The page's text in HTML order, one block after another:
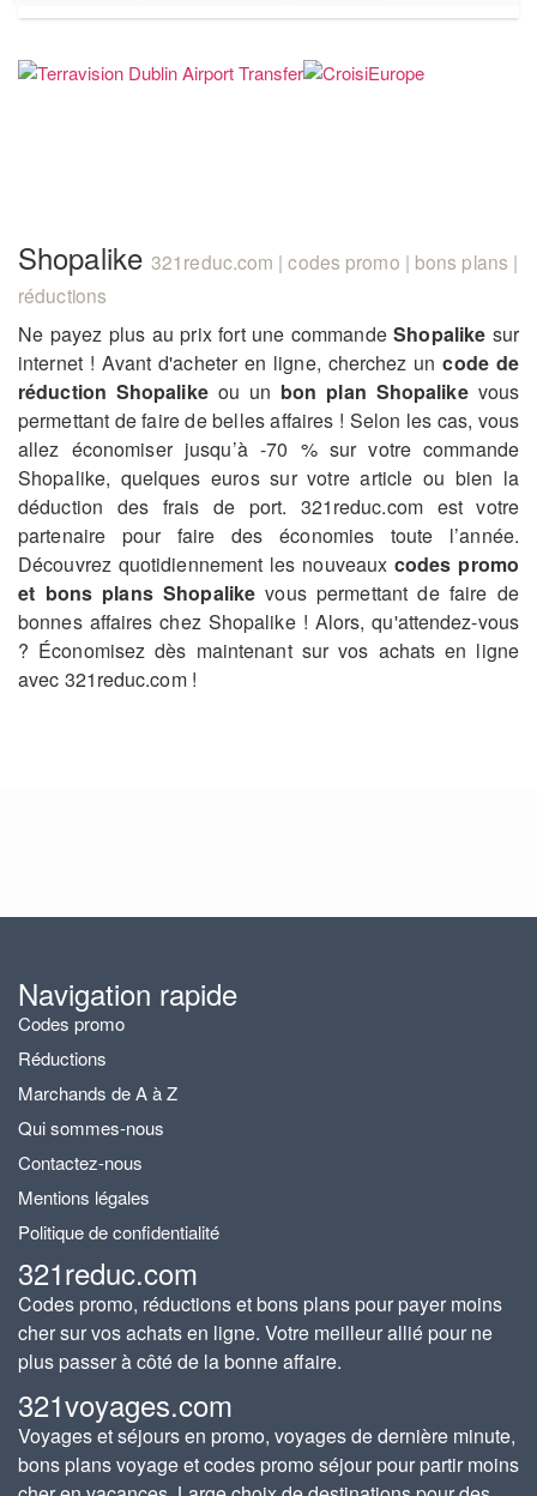
Shopalike 321reduc.com | codes promo | bons plans |
réductions
Ne payez plus au prix fort une commandeShopalike sur
internet ! Avant d'acheter en ligne, cherchez uncode de
réduction Shopalikeou un bon plan Shopalikevous
permettant de faire de belles affaires ! Selon les cas, vous
allez économiser jusqu’à -70 % sur votre commande
Shopalike, quelques euros sur votre article ou bien la
déduction des frais de port. 321reduc.com est votre
partenaire pour faire des économies toute l’année.
Découvrez quotidiennement les nouveauxcodes promo
et bons plans Shopalike vous permettant de faire de
bonnes affaires chez Shopalike ! Alors, qu'attendez-vous
? Économisez dès maintenant sur vos achats en ligne
avec 321reduc.com !
Navigation rapide
Codes promo
Réductions
Marchands de A à Z
Qui sommes-nous
Contactez-nous
Mentions légales
Politique de confidentialité
321reduc.com
Codes promo, réductions et bons plans pour payer moins
cher sur vos achats en ligne. Votre meilleur allié pour ne
plus passer à côté de la bonne affaire.
321voyages.com
Voyages et séjours en promo, voyages de dernière minute,
bons plans voyage et codes promo séjour pour partir moins